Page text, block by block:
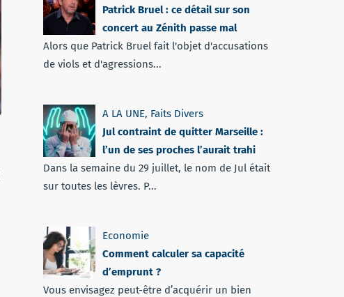
Patrick Bruel : ce détail sur son
concert au Zénith passe mal
Alors que Patrick Bruel fait l'objet d'accusations
de viols et d'agressions...
A LA UNE, Faits Divers
Jul contraint de quitter Marseille :
l’un de ses proches l’aurait trahi
Dans la semaine du 29 juillet, le nom de Jul était
sur toutes les lèvres. P...
Economie
Comment calculer sa capacité
d’emprunt ?
Vous envisagez peut-être d’acquérir un bien